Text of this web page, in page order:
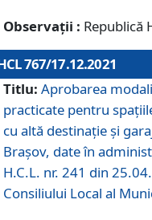
Observații : Republică
767/17.12.2021
Titlu: Aprobarea
practicate pentru
cu altă destinaţie şi
Braşov, date în
H.C.L. nr. 241 din
Consiliului Local al